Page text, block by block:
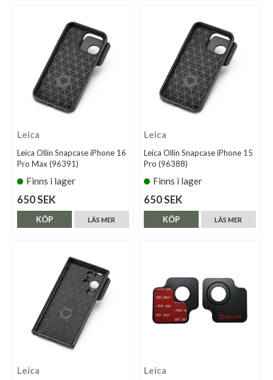
Leica
Leica Ollin Snapcase iPhone 16
Pro Max (96391)
Finns i lager
650 SEK
LÄS MER
KÖP
Leica
Leica Ollin Snapcase iPhone 15
Pro (96388)
Finns i lager
650 SEK
LÄS MER
KÖP
Leica Leica